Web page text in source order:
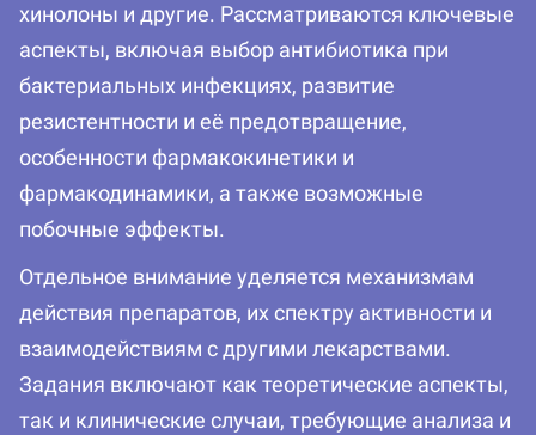
хинолоны и другие. Рассматриваются ключевые
аспекты, включая выбор антибиотика при
бактериальных инфекциях, развитие
резистентности и её предотвращение,
особенности фармакокинетики и
фармакодинамики, а также возможные
побочные эффекты.
Отдельное внимание уделяется механизмам
действия препаратов, их спектру активности и
взаимодействиям с другими лекарствами.
Задания включают как теоретические аспекты,
так и клинические случаи, требующие анализа и